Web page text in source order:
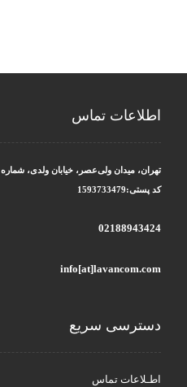
اطلاعات تماس
تهران، میدان ولی‌عصر، خیابان ولدی، شماره 48، واحد 24
کد پستی:1593733479
02188943424
info[at]lavancom.com
دسترسی سریع
اطـلاعات تماس